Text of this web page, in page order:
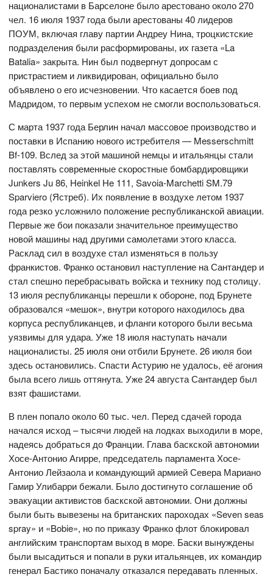
националистами в Барселоне было арестовано около 270
чел. 16 июля 1937 года были арестованы 40 лидеров
ПОУМ, включая главу партии Андреу Нина, троцкистские
подразделения были расформированы, их газета «La
Batalia» закрыта. Нин был подвергнут допросам с
пристрастием и ликвидирован, официально было
объявлено о его исчезновении. Что касается боев под
Мадридом, то первым успехом не смогли воспользоваться.
С марта 1937 года Берлин начал массовое производство и
поставки в Испанию нового истребителя — Messerschmitt
Bf-109. Вслед за этой машиной немцы и итальянцы стали
поставлять современные скоростные бомбардировщики
Junkers Ju 86, Heinkel He 111, Savoia-Marchetti SM.79
Sparviero (Ястреб). Их появление в воздухе летом 1937
года резко усложнило положение республиканской авиации.
Первые же бои показали значительное преимущество
новой машины над другими самолетами этого класса.
Расклад сил в воздухе стал изменяться в пользу
франкистов. Франко остановил наступление на Сантандер и
стал спешно перебрасывать войска и технику под столицу.
13 июля республиканцы перешли к обороне, под Брунете
образовался «мешок», внутри которого находилось два
корпуса республиканцев, и фланги которого были весьма
уязвимы для удара. Уже 18 июля наступать начали
националисты. 25 июля они отбили Брунете. 26 июля бои
здесь остановились. Спасти Астурию не удалось, её агония
была всего лишь оттянута. Уже 24 августа Сантандер был
взят фашистами.
В плен попало около 60 тыс. чел. Перед сдачей города
начался исход – тысячи людей на лодках выходили в море,
надеясь добраться до Франции. Глава баскской автономии
Хосе-Антонио Агирре, председатель парламента Хосе-
Антонио Лейзаола и командующий армией Севера Мариано
Гамир Улибарри бежали. Было достигнуто соглашение об
эвакуации активистов баскской автономии. Они должны
были быть вывезены на британских пароходах «Seven seas
spray» и «Bobie», но по приказу Франко флот блокировал
английским транспортам выход в море. Баски вынуждены
были высадиться и попали в руки итальянцев, их командир
генерал Бастико поначалу отказался передавать пленных.